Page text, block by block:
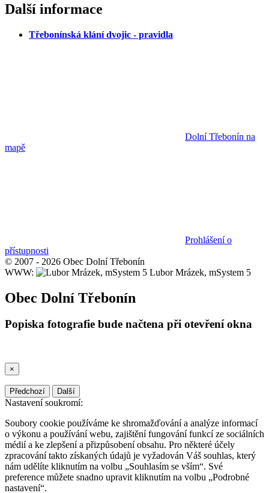
Další informace
Třebonínská klání dvojic - pravidla
Dolní Třebonín na
mapě
Prohlášení o
přístupnosti
© 2007 - 2026 Obec Dolní Třebonín
WWW:
Lubor Mrázek, mSystem 5
Obec Dolní Třebonín
Popiska fotografie bude načtena při otevření okna
×
Předchozí Další
Nastavení soukromí:
Soubory cookie používáme ke shromažďování a analýze informací
o výkonu a používání webu, zajištění fungování funkcí ze sociálních
médií a ke zlepšení a přizpůsobení obsahu. Pro některé účely
zpracování takto získaných údajů je vyžadován Váš souhlas, který
nám udělíte kliknutím na volbu „Souhlasím se vším“. Své
preference můžete snadno upravit kliknutím na volbu „Podrobné
nastavení“.